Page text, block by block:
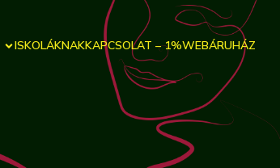
ISKOLÁKNAKKAPCSOLAT – 1%WEBÁRUHÁZ